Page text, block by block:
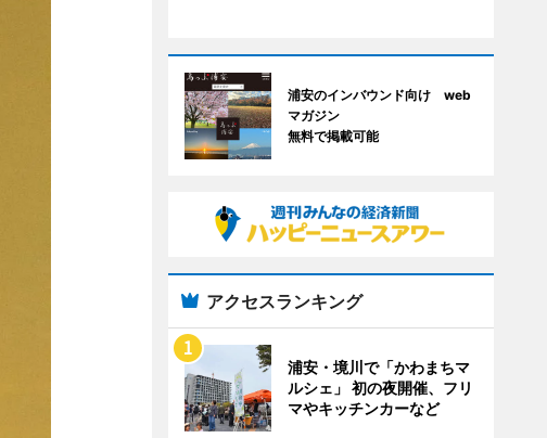
浦安のインバウンド向け web
マガジン
無料で掲載可能
アクセスランキング
浦安・境川で「かわまちマ
ルシェ」 初の夜開催、フリ
マやキッチンカーなど